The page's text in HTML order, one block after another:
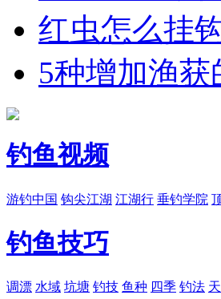
红虫怎么挂
5种增加渔
钓鱼视频
游钓中国 钩尖江湖 江湖行 垂钓学院
钓鱼技巧
调漂 水域 坑塘 钓技 鱼种 四季 钓法